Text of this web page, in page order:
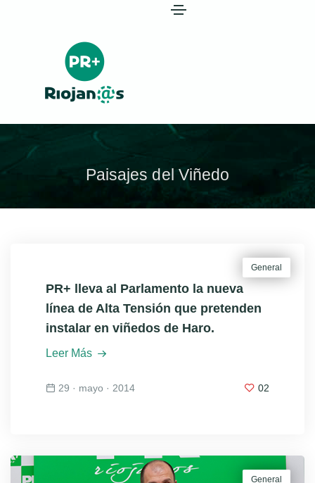
Paisajes del Viñedo
General
PR+ lleva al Parlamento la nueva
línea de Alta Tensión que pretenden
instalar en viñedos de Haro.
Leer Más
29 · mayo · 2014 02
General